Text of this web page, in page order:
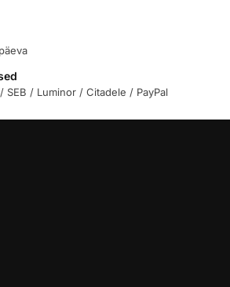
SEB / Luminor / Citadele / PayPal